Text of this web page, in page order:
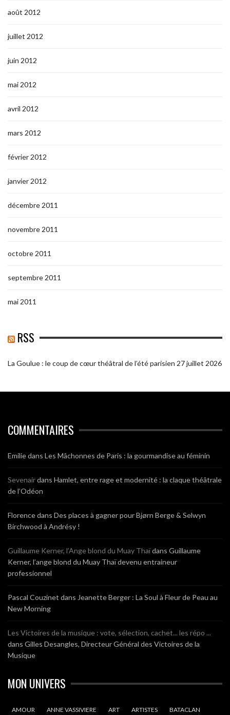
août 2012
juillet 2012
juin 2012
mai 2012
avril 2012
mars 2012
février 2012
janvier 2012
décembre 2011
novembre 2011
octobre 2011
septembre 2011
mai 2011
RSS
La Goulue : le coup de cœur théâtral de l’été parisien 27 juillet 2026
COMMENTAIRES
Emiliedans Les Mâchonnes de Paris : la gourmandise au féminin
Sevenairdans Hamlet, entre rage et modernité : la claque théâtrale
de l’Odéon
Florencedans Des places à gagner pour Bjørn Berge & Selwyn
Birchwood à Andrésy !
Guillaume Kerner, l’Ange blond du Muay Thaïdans Guillaume
Kerner, l’ange blond du Muay Thaï devenu entraineur
professionnel
Pascal Couzinet dans Jeanette Berger : La Soul à Fleur de Peau au
New Morning
Les Victoires de la musique : vote, sélection, cachet... les répo ...
dans Gilles Desangles, Directeur Général des Victoires de la
Musique
MON UNIVERS
AMOUR ANNE VASSIVIERE ART ARTISTES BATACLAN